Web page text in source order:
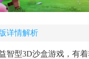
详情解析
智型3D沙盒游戏，有